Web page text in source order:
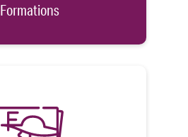
Formations